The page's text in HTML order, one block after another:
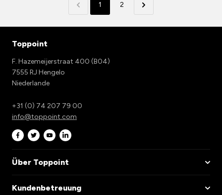
1 2
Toppoint
F. Hazemeijerstraat 400 (B04)
7555 RJ Hengelo
Niederlande
+31 (0) 74 207 79 00
info@toppoint.com
Über Toppoint
Kundenbetreuung